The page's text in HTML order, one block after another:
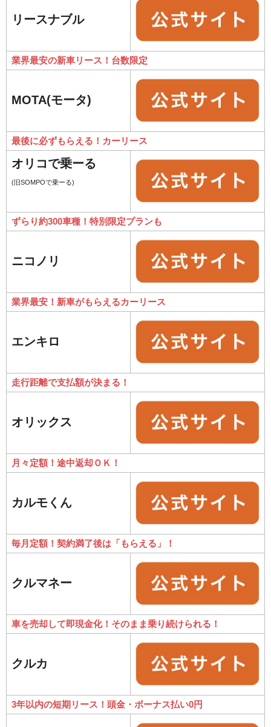
リースナブル
業界最安の新車リース！台数限定
MOTA(モータ)
最後に必ずもらえる！カーリース
オリコで乗ーる
(旧SOMPOで乗ーる)
ずらり約300車種！特別限定プランも
ニコノリ
業界最安！新車がもらえるカーリース
エンキロ
走行距離で支払額が決まる！
オリックス
月々定額！途中返却ＯＫ！
カルモくん
毎月定額！契約満了後は「もらえる」！
クルマネー
車を売却して即現金化！そのまま乗り続けられる！
クルカ
3年以内の短期リース！頭金・ボーナス払い0円